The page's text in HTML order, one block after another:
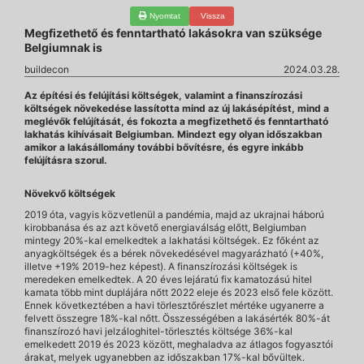
Nyomtat Vissza
Megfizethető és fenntartható lakásokra van szüksége
Belgiumnak is
buildecon 2024.03.28.
Az építési és felújítási költségek, valamint a finanszírozási
költségek növekedése lassította mind az új lakásépítést, mind a
meglévők felújítását, és fokozta a megfizethető és fenntartható
lakhatás kihívásait Belgiumban. Mindezt egy olyan időszakban
amikor a lakásállomány további bővítésre, és egyre inkább
felújításra szorul.
Növekvő költségek
2019 óta, vagyis közvetlenül a pandémia, majd az ukrajnai háború
kirobbanása és az azt követő energiaválság előtt, Belgiumban
mintegy 20%-kal emelkedtek a lakhatási költségek. Ez főként az
anyagköltségek és a bérek növekedésével magyarázható (+40%,
illetve +19% 2019-hez képest). A finanszírozási költségek is
meredeken emelkedtek. A 20 éves lejáratú fix kamatozású hitel
kamata több mint duplájára nőtt 2022 eleje és 2023 első fele között.
Ennek következtében a havi törlesztőrészlet mértéke ugyanerre a
felvett összegre 18%-kal nőtt. Összességében a lakásérték 80%-át
finanszírozó havi jelzáloghitel-törlesztés költsége 36%-kal
emelkedett 2019 és 2023 között, meghaladva az átlagos fogyasztói
árakat, melyek ugyanebben az időszakban 17%-kal bővültek.